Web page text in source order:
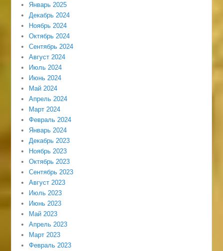
Январь 2025
Декабрь 2024
Ноябрь 2024
Октябрь 2024
Сентябрь 2024
Август 2024
Июль 2024
Июнь 2024
Май 2024
Апрель 2024
Март 2024
Февраль 2024
Январь 2024
Декабрь 2023
Ноябрь 2023
Октябрь 2023
Сентябрь 2023
Август 2023
Июль 2023
Июнь 2023
Май 2023
Апрель 2023
Март 2023
Февраль 2023